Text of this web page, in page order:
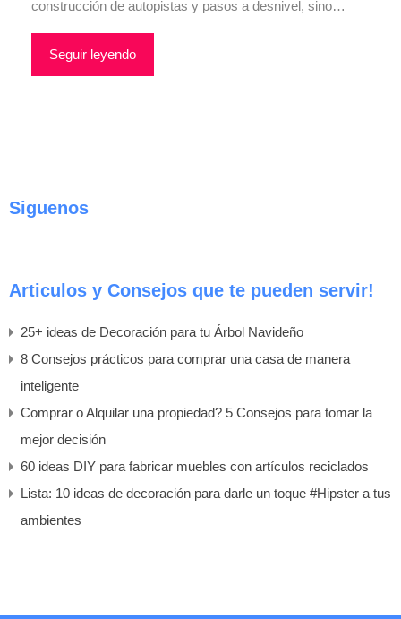
construcción de autopistas y pasos a desnivel, sino…
Seguir leyendo
Siguenos
Articulos y Consejos que te pueden servir!
25+ ideas de Decoración para tu Árbol Navideño
8 Consejos prácticos para comprar una casa de manera
inteligente
Comprar o Alquilar una propiedad? 5 Consejos para tomar la
mejor decisión
60 ideas DIY para fabricar muebles con artículos reciclados
Lista: 10 ideas de decoración para darle un toque #Hipster a tus
ambientes